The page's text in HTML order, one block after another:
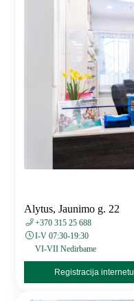
Alytus, Jaunimo g. 22
+370 315 25 688
I-V 07:30-19:30
VI-VII Nedirbame
Registracija internetu